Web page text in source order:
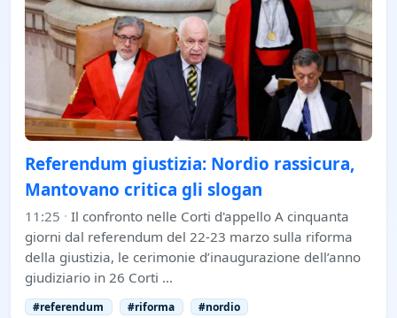
Referendum giustizia: Nordio rassicura,
Mantovano critica gli slogan
11:25 · Il confronto nelle Corti d'appello A cinquanta
giorni dal referendum del 22-23 marzo sulla riforma
della giustizia, le cerimonie d’inaugurazione dell’anno
giudiziario in 26 Corti …
#referendum #riforma #nordio